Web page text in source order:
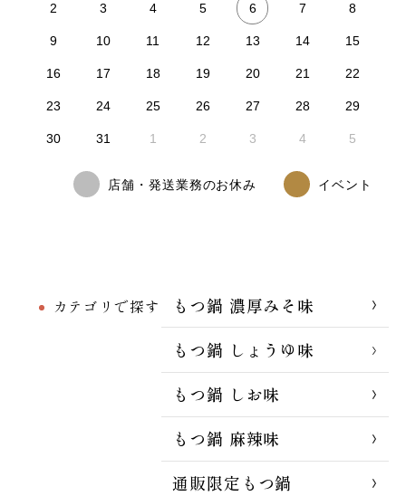
カテゴリで探す
もつ鍋 濃厚みそ味
もつ鍋 しょうゆ味
もつ鍋 しお味
もつ鍋 麻辣味
通販限定もつ鍋
2 3 4 5 6 7 8
9 10 11 12 13 14 15
16 17 18 19 20 21 22
23 24 25 26 27 28 29
30 31 1 2 3 4 5
店舗・発送業務のお休み イベント